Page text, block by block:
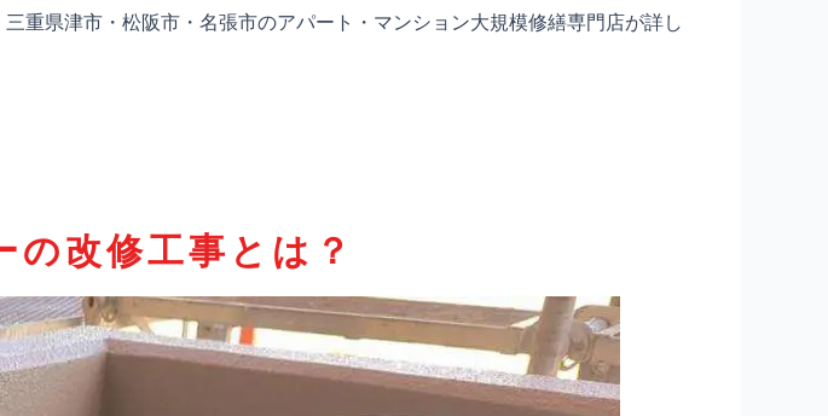
重県津市・松阪市・名張市のアパート・マンション大規模修繕専門店が詳し
改修工事とは？